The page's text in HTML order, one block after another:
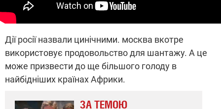
Дії росії назвали цинічними. москва вкотре
використовує продовольство для шантажу. А це
може призвести до ще більшого голоду в
найбідніших країнах Африки.
ЗА ТЕМОЮ